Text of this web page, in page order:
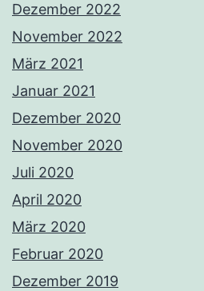
Dezember 2022
November 2022
März 2021
Januar 2021
Dezember 2020
November 2020
Juli 2020
April 2020
März 2020
Februar 2020
Dezember 2019